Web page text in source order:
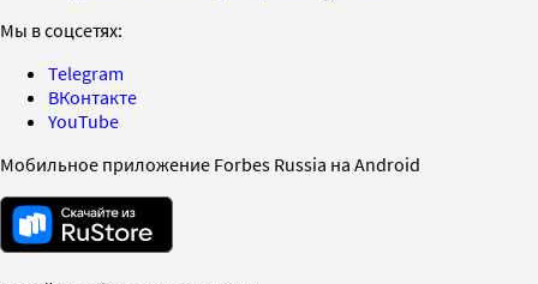
Мы в соцсетях:
Telegram
ВКонтакте
YouTube
Мобильное приложение Forbes Russia на Android